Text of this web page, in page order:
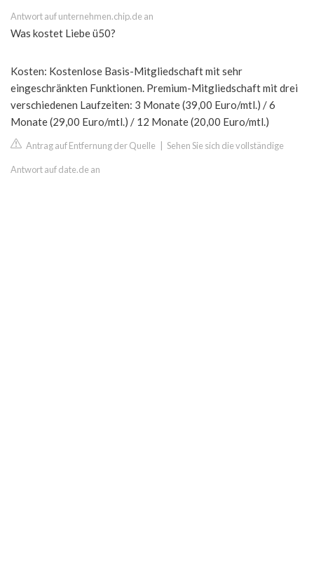
Antwort auf unternehmen.chip.de an
Was kostet Liebe ü50?
Kosten: Kostenlose Basis-Mitgliedschaft mit sehr
eingeschränkten Funktionen. Premium-Mitgliedschaft mit drei
verschiedenen Laufzeiten: 3 Monate (39,00 Euro/mtl.) / 6
Monate (29,00 Euro/mtl.) / 12 Monate (20,00 Euro/mtl.)
Antrag auf Entfernung der Quelle Sehen Sie sich die vollständige
Antwort auf date.de an